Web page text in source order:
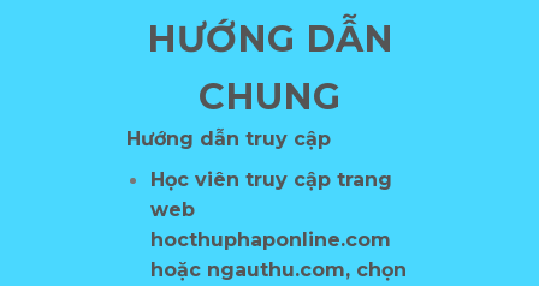
HƯỚNG DẪN
CHUNG
Hướng dẫn truy cập
Học viên truy cập trang
web
hocthuphaponline.com
hoặc ngauthu.com, chọn